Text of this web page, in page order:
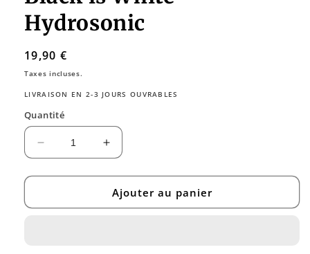
Hydrosonic
Prix
habituel
19,90 €
Taxes incluses.
LIVRAISON EN 2-3 JOURS OUVRABLES
Quantité
Réduire
la
quantité
Ersatzbürsten
Augmenter
la
quantité
de
Ersatzbürsten
Ajouter au panier